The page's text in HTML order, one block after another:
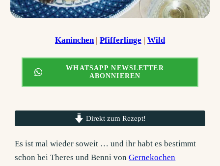
Kaninchen | Pfifferlinge | Wild
WHATSAPP NEWSLETTER
ABONNIEREN
Direkt zum Rezept!
Es ist mal wieder soweit … und ihr habt es bestimmt
schon bei Theres und Benni vonGernekochen